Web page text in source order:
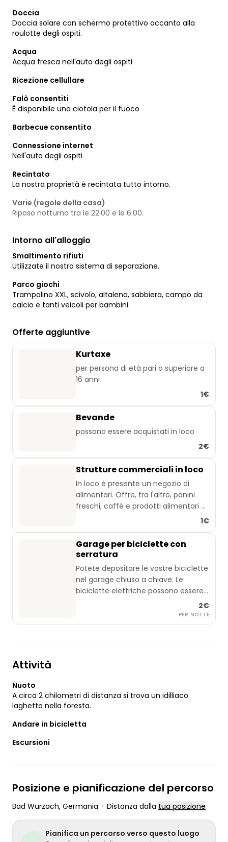
Doccia
Doccia solare con schermo protettivo accanto alla
roulotte degli ospiti.
Acqua
Acqua fresca nell'auto degli ospiti
Ricezione cellullare
Falò consentiti
È disponibile una ciotola per il fuoco
Barbecue consentito
Connessione internet
Nell'auto degli ospiti
Recintato
La nostra proprietà è recintata tutto intorno.
Varie (regole della casa)
Riposo notturno tra le 22.00 e le 6.00.
Intorno all'alloggio
Smaltimento rifiuti
Utilizzate il nostro sistema di separazione.
Parco giochi
Trampolino XXL, scivolo, altalena, sabbiera, campo da
calcio e tanti veicoli per bambini.
Offerte aggiuntive
Kurtaxe
per persona di età pari o superiore a
16 anni
1€
Bevande
possono essere acquistati in loco
2€
Strutture commerciali in loco
In loco è presente un negozio di
alimentari. Offre, tra l'altro, panini
freschi, caffè e prodotti alimentari di
1€
Garage per biciclette con
serratura
Potete depositare le vostre biciclette
nel garage chiuso a chiave. Le
biciclette elettriche possono essere
riparazione per biciclette, pompa per
biciclette e attrezzi.
2€
PER NOTTE
Attività
Nuoto
A circa 2 chilometri di distanza si trova un idilliaco
laghetto nella foresta.
Andare in bicicletta
Escursioni
Posizione e pianificazione del percorso
Bad Wurzach, Germania • Distanza dalla tua posizione
Pianifica un percorso verso questo luogo